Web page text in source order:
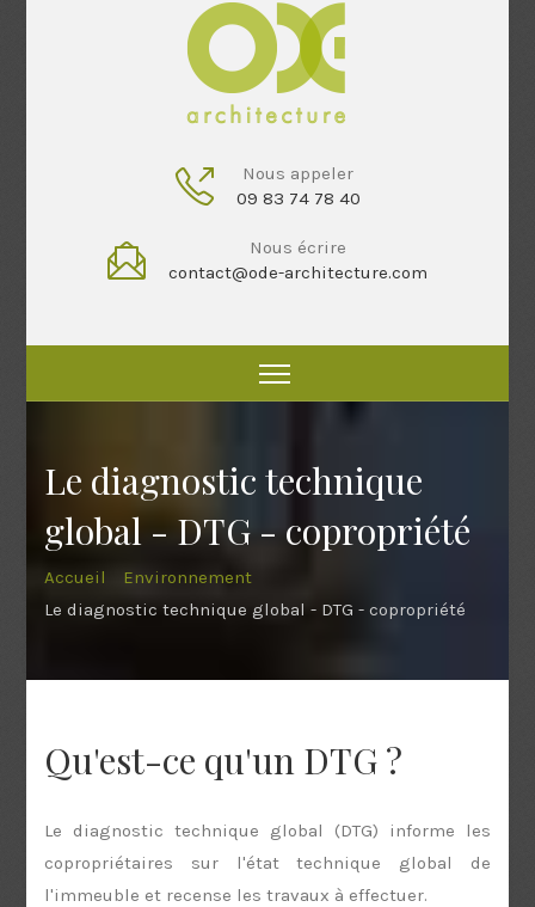
Nous appeler
09 83 74 78 40
Nous écrire
contact@ode-architecture.com
Le diagnostic technique
global - DTG - copropriété
Accueil
Environnement
Le diagnostic technique global - DTG - copropriété
Qu'est-ce qu'un DTG ?
Le diagnostic technique global (DTG) informe les
copropriétaires sur l'état technique global de
l'immeuble et recense les travaux à effectuer.